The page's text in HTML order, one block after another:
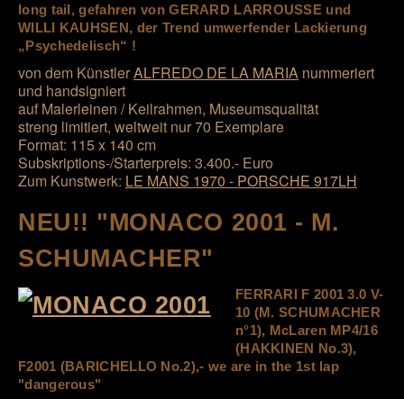
long tail, gefahren von GERARD LARROUSSE und
WILLI KAUHSEN, der Trend umwerfender Lackierung
„Psychedelisch“ !
von dem KünstlerALFREDO DE LA MARIA nummeriert
und handsigniert
auf Malerleinen / Keilrahmen, Museumsqualität
streng limitiert, weltweit nur 70 Exemplare
Format: 115 x 140 cm
Subskriptions-/Starterpreis: 3.400.- Euro
Zum Kunstwerk: LE MANS 1970 - PORSCHE 917LH
NEU!! "MONACO 2001 - M.
SCHUMACHER"
FERRARI F 2001 3.0 V-
10 (M. SCHUMACHER
n°1), McLaren MP4/16
(HAKKINEN No.3),
F2001 (BARICHELLO No.2),- we are in the 1st lap
"dangerous"